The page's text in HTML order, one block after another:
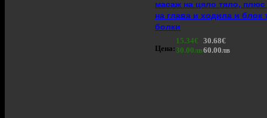
масаж на цяло тяло,
на глава и ходила и блок
болки
Цена:
15.34€
30.00лв
30.68€
60.00лв